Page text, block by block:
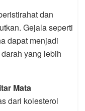
dan
Gejala seperti
dapat menjadi
yang lebih
Mata
dari kolesterol